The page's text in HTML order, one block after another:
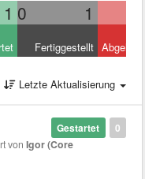
1 0 1
Fertiggestellt
Letzte Aktualisierung
0
Gestartet
vonIgor (Core